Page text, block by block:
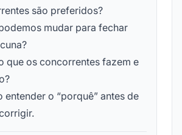
são preferidos?
mudar para fechar
que os concorrentes fazem e
entender o “porquê” antes de